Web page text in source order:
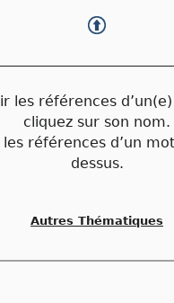
les références
cliquez sur son nom.
les références d’un
dessus.
Autres Thématiques